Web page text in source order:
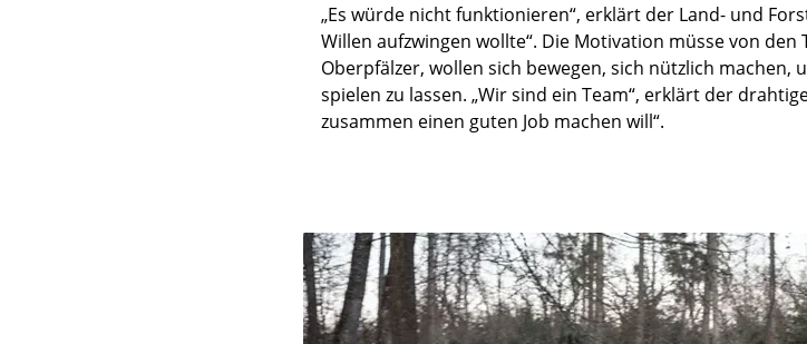
„Es würde nicht funktionieren“, erklärt der Land- und
Willen aufzwingen wollte“. Die Motivation müsse von
Oberpfälzer, wollen sich bewegen, sich nützlich machen,
spielen zu lassen. „Wir sind ein Team“, erklärt der
zusammen einen guten Job machen will“.